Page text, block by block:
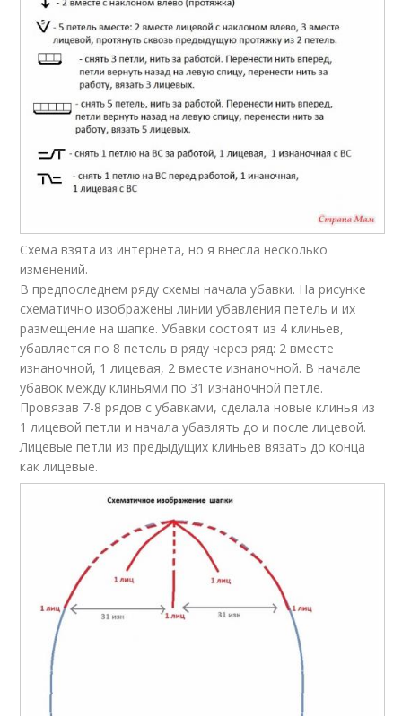
Схема взята из интернета, но я внесла несколько
изменений.
В предпоследнем ряду схемы начала убавки. На рисунке
схематично изображены линии убавления петель и их
размещение на шапке. Убавки состоят из 4 клиньев,
убавляется по 8 петель в ряду через ряд: 2 вместе
изнаночной, 1 лицевая, 2 вместе изнаночной. В начале
убавок между клиньями по 31 изнаночной петле.
Провязав 7-8 рядов с убавками, сделала новые клинья из
1 лицевой петли и начала убавлять до и после лицевой.
Лицевые петли из предыдущих клиньев вязать до конца
как лицевые.